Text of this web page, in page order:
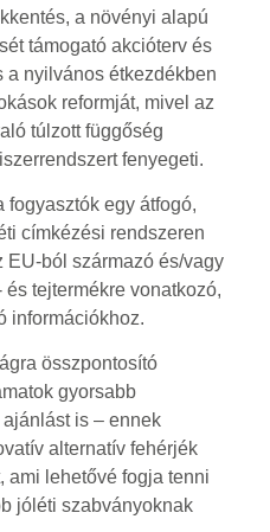
a növényi alapú
támogató akcióterv és
a nyilvános étkezdékben
reformját, mivel az
túlzott függőség
fenyegeti.
fogyasztók egy átfogó,
címkézési rendszeren
EU-ból származó és/vagy
tejtermékre vonatkozó,
információkhoz.
összpontosító
gyorsabb
is – ennek
alternatív fehérjék
ami lehetővé fogja tenni
jóléti szabványoknak